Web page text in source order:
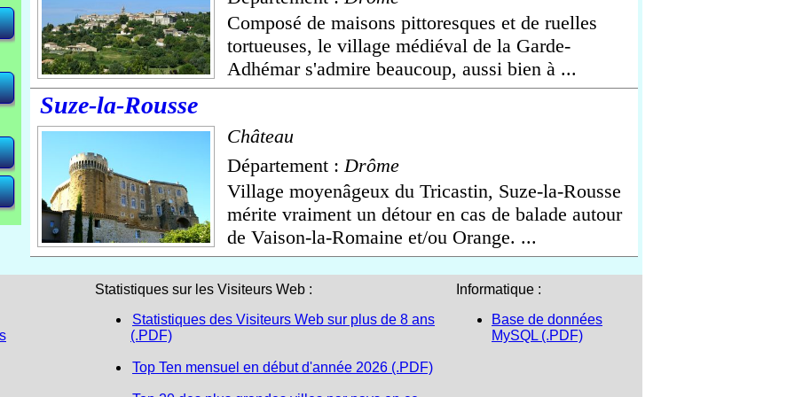
Composé de maisons pittoresques et de ruelles
tortueuses, le village médiéval de la Garde-
Adhémar s'admire beaucoup, aussi bien à ...
Suze-la-Rousse
Château
Département : Drôme
Village moyenâgeux du Tricastin, Suze-la-Rousse
mérite vraiment un détour en cas de balade autour
de Vaison-la-Romaine et/ou Orange. ...
Statistiques sur les Visiteurs Web :
Statistiques des Visiteurs Web sur plus de 8 ans
(.PDF)
Top Ten mensuel en début d'année 2026 (.PDF)
Informatique :
Base de données
MySQL (.PDF)